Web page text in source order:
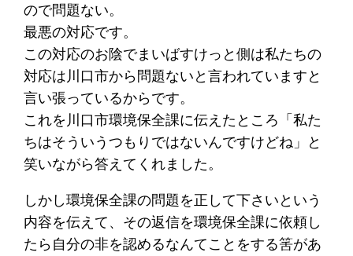
ので問題ない。
最悪の対応です。
この対応のお陰でまいばすけっと側は私たちの
対応は川口市から問題ないと言われていますと
言い張っているからです。
これを川口市環境保全課に伝えたところ「私た
ちはそういうつもりではないんですけどね」と
笑いながら答えてくれました。
しかし環境保全課の問題を正して下さいという
内容を伝えて、その返信を環境保全課に依頼し
たら自分の非を認めるなんてことをする筈があ